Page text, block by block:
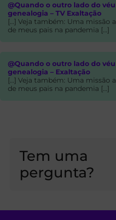
@Quando o outro lado do
genealogia – TV Exaltação
[…] Veja também: Uma missão
de meus pais na pandemia […]
@Quando o outro lado do
genealogia – Exaltação
[…] Veja também: Uma missão
de meus pais na pandemia […]
Tem uma
pergunta?